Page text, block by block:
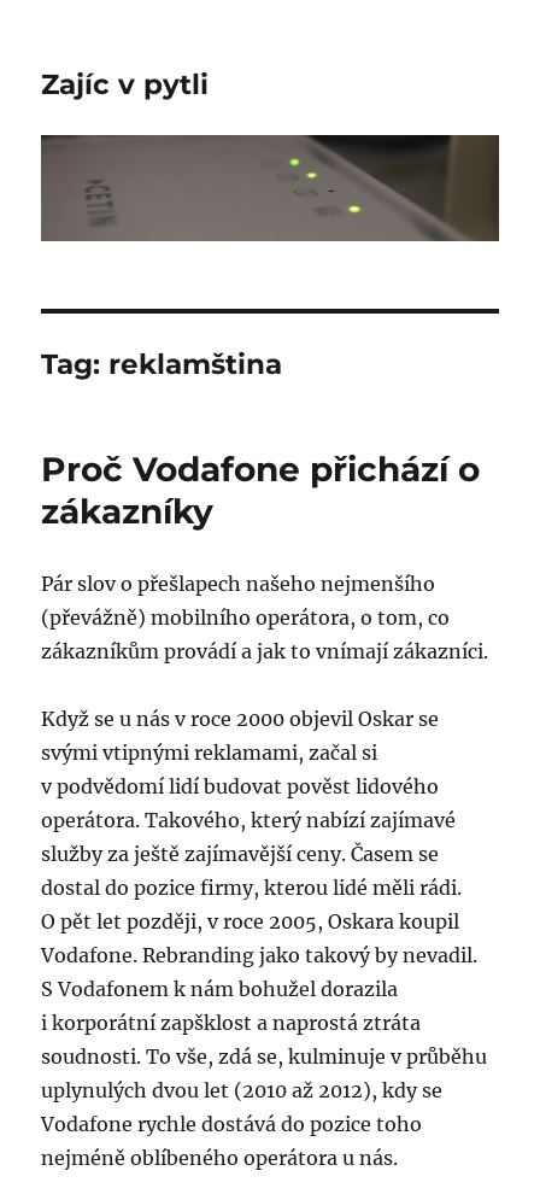
Zajíc v pytli
Tag: reklamština
Proč Vodafone přichází o
zákazníky
Pár slov o přešlapech našeho nejmenšího
(převážně) mobilního operátora, o tom, co
zákazníkům provádí a jak to vnímají zákazníci.
Když se u nás v roce 2000 objevil Oskar se
svými vtipnými reklamami, začal si
v podvědomí lidí budovat pověst lidového
operátora. Takového, který nabízí zajímavé
služby za ještě zajímavější ceny. Časem se
dostal do pozice firmy, kterou lidé měli rádi.
O pět let později, v roce 2005, Oskara koupil
Vodafone. Rebranding jako takový by nevadil.
S Vodafonem k nám bohužel dorazila
i korporátní zapšklost a naprostá ztráta
soudnosti. To vše, zdá se, kulminuje v průběhu
uplynulých dvou let (2010 až 2012), kdy se
Vodafone rychle dostává do pozice toho
nejméně oblíbeného operátora u nás.